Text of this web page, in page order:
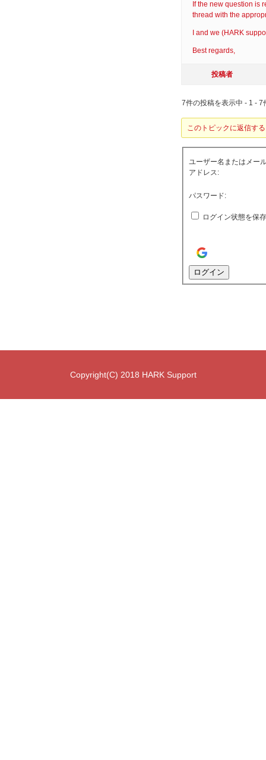
If the new question is
thread with the
I and we (HARK
Best regards,
投稿者
7件の投稿を表示中 - 1 - 7
このトピックに返信す
ユーザー名またはメー
アドレス:
パスワード:
ログイン状態を保
ログイン
Copyright(C) 2018 HARK Support